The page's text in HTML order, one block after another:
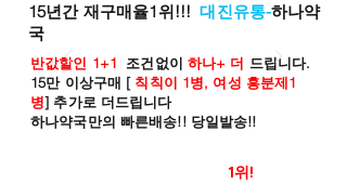
15년간 재구매율1위!!!대진유통-하나약
국
반값할인 1+1 조건없이 하나+ 더 드립니다.
15만 이상구매 [ 칙칙이 1병, 여성 흥분제1
병] 추가로 더드립니다
하나약국만의 빠른배송!! 당일발송!!
1위!